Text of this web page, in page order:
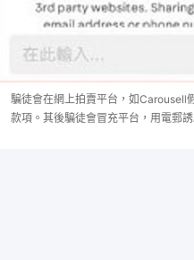
騙徒會在網上拍賣平台，如Carousell
款項。其後騙徒會冒充平台，用電郵